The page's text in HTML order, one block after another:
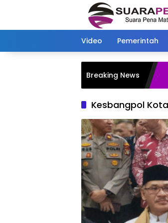
Video Pemerintah
Breaking News
Kesbangpol